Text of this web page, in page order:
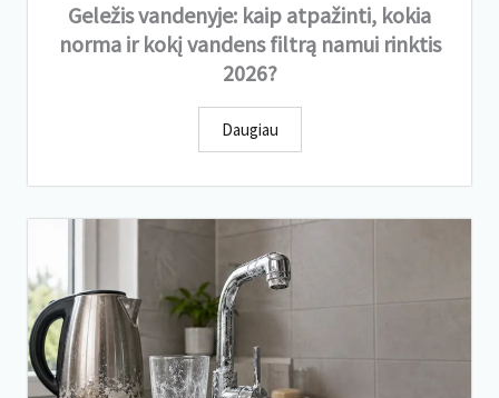
Geležis vandenyje: kaip atpažinti, kokia
norma ir kokį vandens filtrą namui rinktis
2026?
Daugiau